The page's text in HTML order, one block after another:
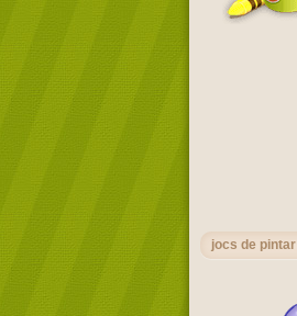
jocs de pintar